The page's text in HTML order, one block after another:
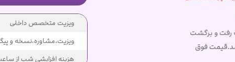
رفت و برگشت
فوق
ویزیت متخصص داخلی
ویزیت،مشاوره،نسخه و
هزینه افزایشی شب از ساعت 11:00